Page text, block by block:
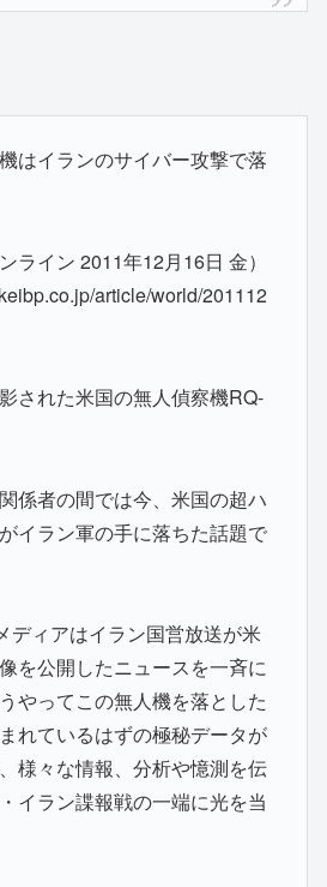
はイランのサイバー攻撃で落
ライン 2011年12月16日 金）
article/world/201112
された米国の無人偵察機RQ-
係者の間では今、米国の超ハ
イラン軍の手に落ちた話題で
ディアはイラン国営放送が米
を公開したニュースを一斉に
やってこの無人機を落とした
れているはずの極秘データが
様々な情報、分析や憶測を伝
イラン諜報戦の一端に光を当